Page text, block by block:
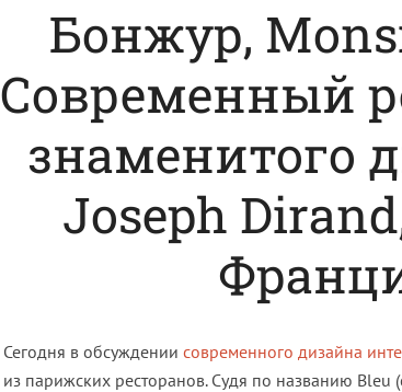
Бонжур,
Современный
знаменитого
Joseph
Сегодня в обсуждении современного дизайна
из парижских ресторанов. Судя по названию Bleu